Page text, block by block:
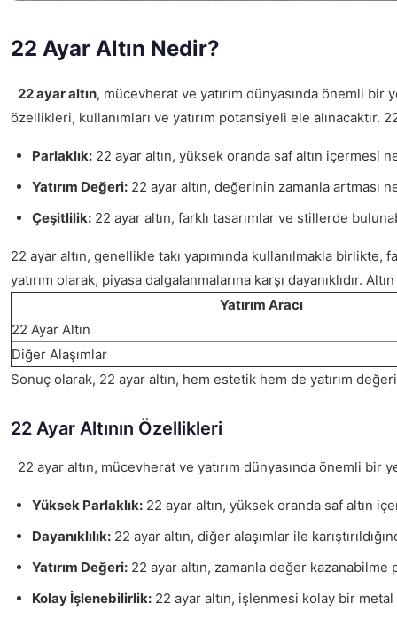
22 Ayar Altın Nedir?
22 ayar altın, mücevherat ve yatırım dünyasında önemli
özellikleri, kullanımları ve yatırım potansiyeli ele
Parlaklık: 22 ayar altın, yüksek oranda saf altın içermesi
Yatırım Değeri: 22 ayar altın, değerinin zamanla artması
Çeşitlilik: 22 ayar altın, farklı tasarımlar ve stillerde
22 ayar altın, genellikle takı yapımında kullanılmakla
yatırım olarak, piyasa dalgalanmalarına karşı dayanıklıdır.
Yatırım Aracı
22 Ayar Altın
Diğer Alaşımlar
Sonuç olarak, 22 ayar altın, hem estetik hem de yatırım
22 Ayar Altının Özellikleri
22 ayar altın, mücevherat ve yatırım dünyasında önemli
Yüksek Parlaklık: 22 ayar altın, yüksek oranda saf altın
Dayanıklılık: 22 ayar altın, diğer alaşımlar ile
Yatırım Değeri: 22 ayar altın, zamanla değer kazanabilme
Kolay İşlenebilirlik: 22 ayar altın, işlenmesi kolay bir metal